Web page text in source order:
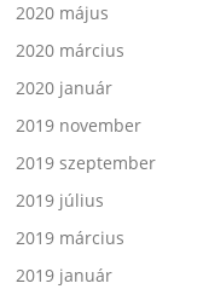
2020 május
2020 március
2020 január
2019 november
2019 szeptember
2019 július
2019 március
2019 január